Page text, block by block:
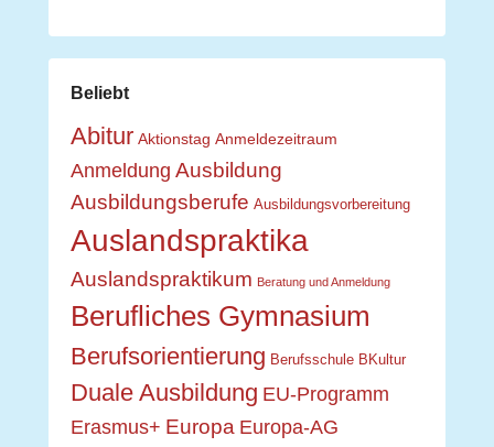
Beliebt
Abitur Aktionstag Anmeldezeitraum
Anmeldung Ausbildung
Ausbildungsberufe Ausbildungsvorbereitung
Auslandspraktika
Auslandspraktikum Beratung und Anmeldung
Berufliches Gymnasium
Berufsorientierung Berufsschule BKultur
Duale Ausbildung EU-Programm
Erasmus+ Europa Europa-AG